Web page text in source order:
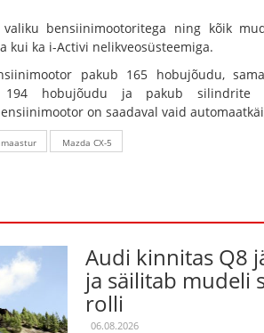
bensiinimootoritega ning kõik
kui ka i-Activi nelikveosüsteemiga.
pakub 165 hobujõudu,
194 hobujõudu ja pakub silindrite
on saadaval vaid
Mazda CX-5
Audi kinnitas Q8
ja säilitab mudeli
rolli
06.08.2026